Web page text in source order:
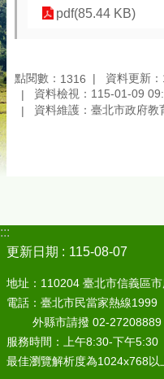
pdf(85.44 KB)
點閱數： 1316
資料更新
資料檢視：115-01-09
資料維護：臺北市政府教
:::
更新日期
115-08-07
地址：110204 臺北市信義區
電話：臺北市民當家熱線1999
外縣市請撥 02-27208889
服務時間：上午8:30-下午5:30
最佳瀏覽解析度為1024x768以